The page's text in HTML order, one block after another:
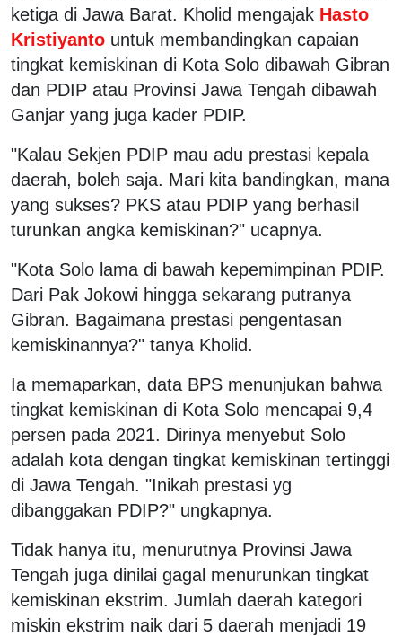
ketiga di Jawa Barat. Kholid mengajak Hasto
Kristiyanto untuk membandingkan capaian
tingkat kemiskinan di Kota Solo dibawah Gibran
dan PDIP atau Provinsi Jawa Tengah dibawah
Ganjar yang juga kader PDIP.
"Kalau Sekjen PDIP mau adu prestasi kepala
daerah, boleh saja. Mari kita bandingkan, mana
yang sukses? PKS atau PDIP yang berhasil
turunkan angka kemiskinan?" ucapnya.
"Kota Solo lama di bawah kepemimpinan PDIP.
Dari Pak Jokowi hingga sekarang putranya
Gibran. Bagaimana prestasi pengentasan
kemiskinannya?" tanya Kholid.
Ia memaparkan, data BPS menunjukan bahwa
tingkat kemiskinan di Kota Solo mencapai 9,4
persen pada 2021. Dirinya menyebut Solo
adalah kota dengan tingkat kemiskinan tertinggi
di Jawa Tengah. "Inikah prestasi yg
dibanggakan PDIP?" ungkapnya.
Tidak hanya itu, menurutnya Provinsi Jawa
Tengah juga dinilai gagal menurunkan tingkat
kemiskinan ekstrim. Jumlah daerah kategori
miskin ekstrim naik dari 5 daerah menjadi 19